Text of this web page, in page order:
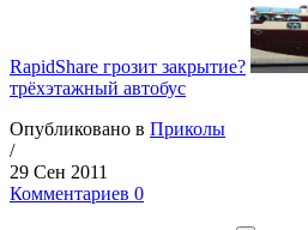
RapidShare грозит закрытие?
трёхэтажный автобус
Опубликовано в Приколы
/
29 Сен 2011
Комментариев 0